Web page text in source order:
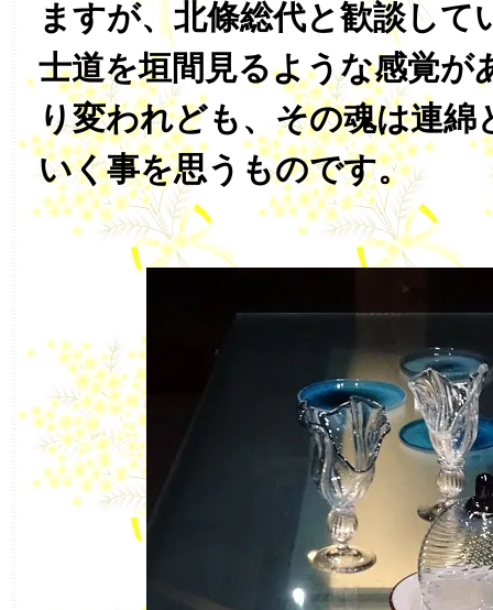
ますが、北條総代と歓談して
士道を垣間見るような感覚が
り変われども、その魂は連
いく事を思うものです。